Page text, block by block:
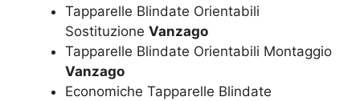
Tapparelle Blindate Orientabili
Sostituzione Vanzago
Tapparelle Blindate Orientabili Montaggio
Vanzago
Economiche Tapparelle Blindate